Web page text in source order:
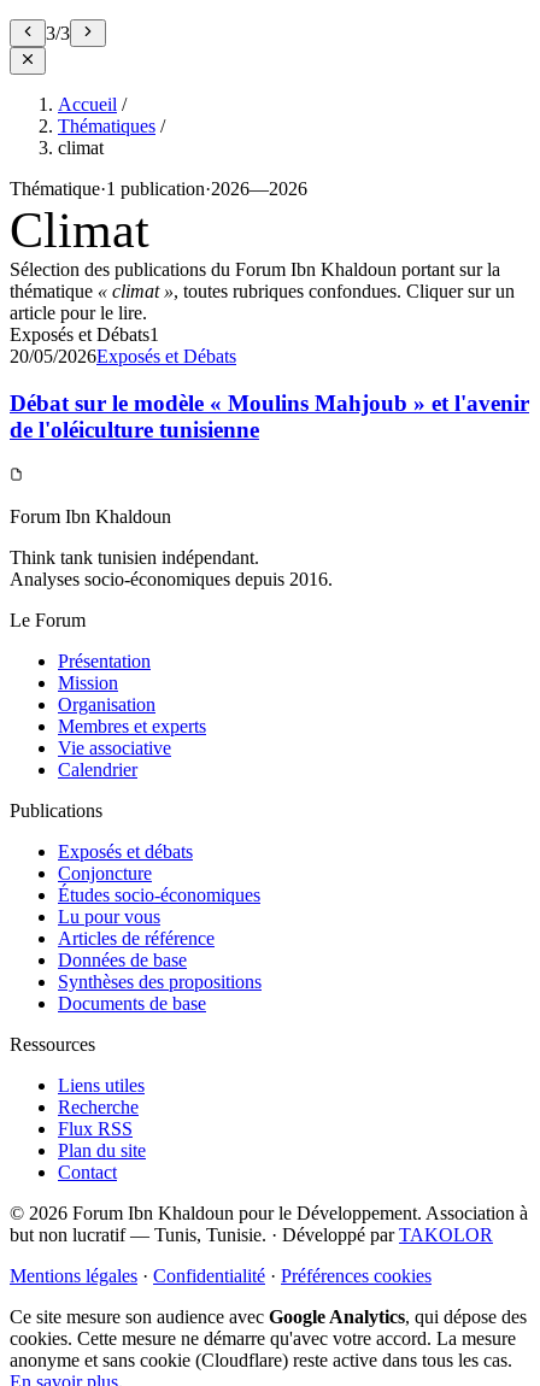
3/3
Accueil /
Thématiques /
climat
Thématique·1 publication·2026—2026
Climat
Sélection des publications du Forum Ibn Khaldoun portant sur la
thématique « climat », toutes rubriques confondues. Cliquer sur un
article pour le lire.
Exposés et Débats1
20/05/2026Exposés et Débats
Débat sur le modèle « Moulins Mahjoub » et l'avenir
de l'oléiculture tunisienne
Forum Ibn Khaldoun
Think tank tunisien indépendant.
Analyses socio-économiques depuis 2016.
Le Forum
Présentation
Mission
Organisation
Membres et experts
Vie associative
Calendrier
Publications
Exposés et débats
Conjoncture
Études socio-économiques
Lu pour vous
Articles de référence
Données de base
Synthèses des propositions
Documents de base
Ressources
Liens utiles
Recherche
Flux RSS
Plan du site
Contact
© 2026 Forum Ibn Khaldoun pour le Développement. Association à
but non lucratif — Tunis, Tunisie. · Développé parTAKOLOR
Mentions légales · Confidentialité · Préférences cookies
Ce site mesure son audience avec Google Analytics, qui dépose des
cookies. Cette mesure ne démarre qu'avec votre accord. La mesure
anonyme et sans cookie (Cloudflare) reste active dans tous les cas.